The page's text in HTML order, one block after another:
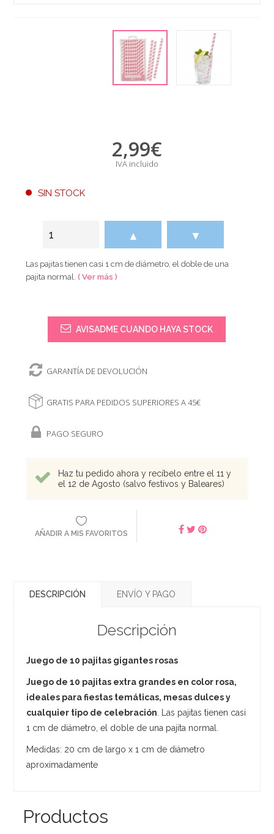
2,99€
IVA incluido
SIN STOCK
▲ ▼
Las pajitas tienen casi 1 cm de diámetro, el doble de una
pajita normal.( Ver más )
AVISADME CUANDO HAYA STOCK
GARANTÍA DE DEVOLUCIÓN
GRATIS PARA PEDIDOS SUPERIORES A 45€
PAGO SEGURO
Haz tu pedido ahora y recíbelo entre el 11 y
el 12 de Agosto (salvo festivos y Baleares)
AÑADIR A MIS FAVORITOS
DESCRIPCIÓN ENVÍO Y PAGO
Descripción
Juego de 10 pajitas gigantes rosas
Juego de 10 pajitas extra grandes en color rosa,
ideales para fiestas temáticas, mesas dulces y
cualquier tipo de celebración . Las pajitas tienen casi
1 cm de diámetro, el doble de una pajita normal.
Medidas: 20 cm de largo x 1 cm de diámetro
aproximadamente
Productos